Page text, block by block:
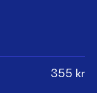
355 kr